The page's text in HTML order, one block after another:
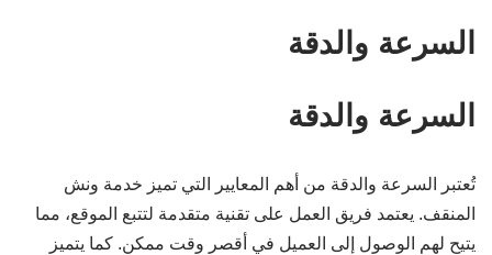
السرعة والدقة
السرعة والدقة
تُعتبر السرعة والدقة من أهم المعايير التي تميز خدمة ونش
المنقف. يعتمد فريق العمل على تقنية متقدمة لتتبع الموقع، مما
يتيح لهم الوصول إلى العميل في أقصر وقت ممكن. كما يتميز